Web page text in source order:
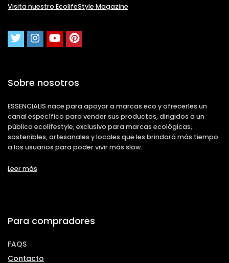
Visita nuestro EcolifeStyle Magazine
Sobre nosotros
ESSENCIALIS nace para apoyar a marcas eco y ofrecerles un
canal específico para vender sus productos, dirigidos a un
público ecolifestyle, exclusivo para marcas ecológicas,
sostenibles, artesanales y locales que les brindará más tiempo
a los usuarios para poder vivir más slow.
Leer más
Para compradores
FAQS
Contacto